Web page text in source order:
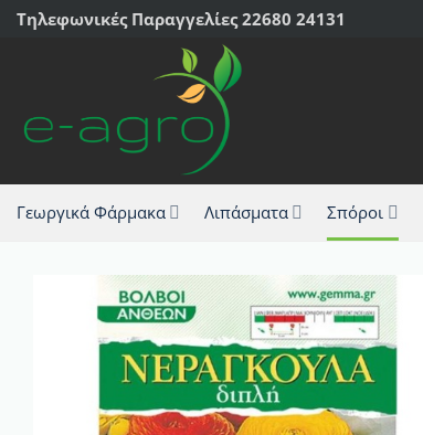
Μετάβαση
Τηλεφωνικές Παραγγελίες 22680 24131
Γεωργικά Φάρμακα Λιπάσματα Σπόροι